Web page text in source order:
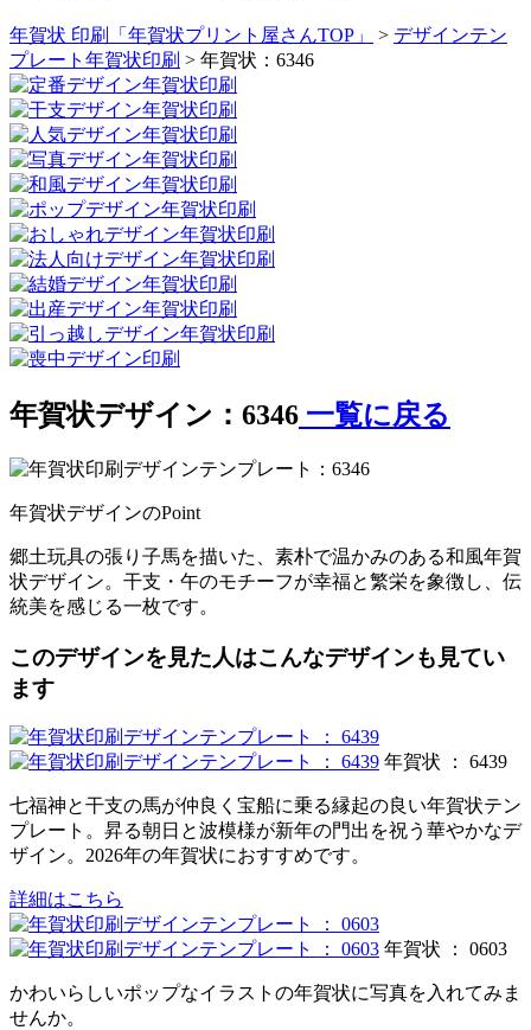
年賀状 印刷「年賀状プリント屋さんTOP」 > デザインテン
プレート年賀状印刷 > 年賀状：6346
年賀状デザイン：6346 一覧に戻る
年賀状デザインのPoint
郷土玩具の張り子馬を描いた、素朴で温かみのある和風年賀
状デザイン。干支・午のモチーフが幸福と繁栄を象徴し、伝
統美を感じる一枚です。
このデザインを見た人はこんなデザインも見てい
ます
年賀状 ： 6439
七福神と干支の馬が仲良く宝船に乗る縁起の良い年賀状テン
プレート。昇る朝日と波模様が新年の門出を祝う華やかなデ
ザイン。2026年の年賀状におすすめです。
詳細はこちら
年賀状 ： 0603
かわいらしいポップなイラストの年賀状に写真を入れてみま
せんか。